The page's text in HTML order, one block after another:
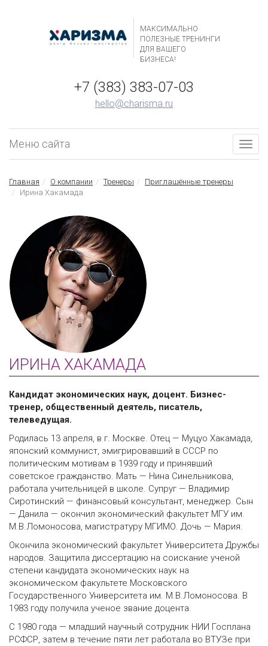
МАКСИМАЛЬНО
ПОЛЕЗНЫЕ ТРЕНИНГИ
ДЛЯ ВАШЕГО
БИЗНЕСА!
+7 (383) 383-07-03
hello@charisma.ru
Меню сайта
Главная О компании Тренеры
Приглашённые тренеры
Ирина Хакамада
ИРИНА ХАКАМАДА
Кандидат экономических наук, доцент. Бизнес-
тренер, общественный деятель, писатель,
телеведущая.
Родилась 13 апреля, в г. Москве. Отец — Муцуо Хакамада,
японский коммунист, эмигрировавший в СССР по
политическим мотивам в 1939 году и принявший
советское гражданство. Мать — Нина Синельникова,
работала учительницей в школе. Супруг — Владимир
Сиротинский — финансовый консультант, менеджер. Сын
— Данила — окончил экономический факультет МГУ им.
М.В.Ломоносова, магистратуру МГИМО. Дочь — Мария.
Окончила экономический факультет Университета Дружбы
народов. Защитила диссертацию на соискание ученой
степени кандидата экономических наук на
экономическом факультете Московского
Государственного Университета им. М.В.Ломоносова. В
1983 году получила ученое звание доцента.
С 1980 года — младший научный сотрудник НИИ Госплана
РСФСР, затем в течение пяти лет работала во ВТУЗе при